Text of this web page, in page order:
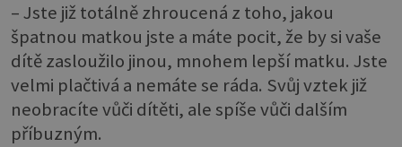
– Jste již totálně zhroucená z toho, jakou
špatnou matkou jste a máte pocit, že by si vaše
dítě zasloužilo jinou, mnohem lepší matku. Jste
velmi plačtivá a nemáte se ráda. Svůj vztek již
neobracíte vůči dítěti, ale spíše vůči dalším
příbuzným.